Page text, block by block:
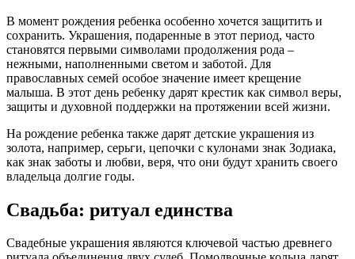
В момент рождения ребенка особенно хочется защитить и
сохранить. Украшения, подаренные в этот период, часто
становятся первыми символами продолжения рода –
нежными, наполненными светом и заботой. Для
православных семей особое значение имеет крещение
малыша. В этот день ребенку дарят крестик как символ веры,
защиты и духовной поддержки на протяжении всей жизни.
На рождение ребенка также дарят детские украшения из
золота, например, серьги, цепочки с кулонами знак Зодиака,
как знак заботы и любви, веря, что они будут хранить своего
владельца долгие годы.
Свадьба: ритуал единства
Свадебные украшения являются ключевой частью древнего